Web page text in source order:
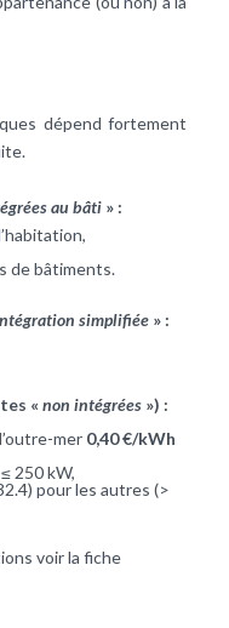
dépend fortement
au bâti » :
de bâtiments.
simplifiée » :
« non intégrées ») :
mer 0,40 €/kWh
250 kW,
pour les autres (>
voir la fiche